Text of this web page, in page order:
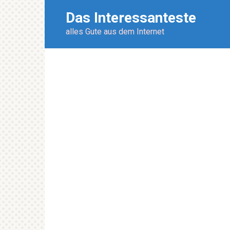
Das Interessanteste
alles Gute aus dem Internet